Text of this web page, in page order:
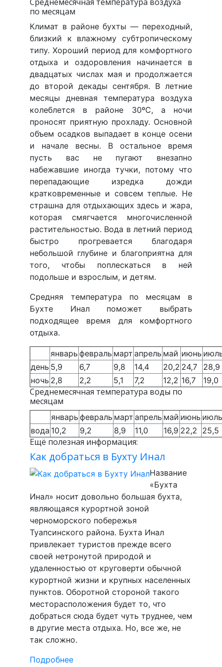
по месяцам
Климат в районе бухты — переходный,
близкий к влажному субтропическому
типу. Хороший период для комфортного
отдыха и оздоровления начинается в
двадцатых числах мая и продолжается
до второй декады сентября. В летние
месяцы дневная температура воздуха
колеблется в районе 30ºС, а ночи
проносят приятную прохладу. Основной
объем осадков выпадает в конце осени
и начале весны. В остальное время
пусть вас не пугают внезапно
набежавшие иногда тучки, потому что
перепадающие изредка дожди
кратковременные и совсем теплые. Не
страшна для отдыхающих здесь и жара,
которая смягчается многочисленной
растительностью. Вода в летний период
быстро прогревается благодаря
небольшой глубине и благоприятна для
того, чтобы поплескаться в ней
подольше и взрослым, и детям.
Средняя температура по месяцам в
Бухте Инал поможет выбрать
подходящее время для комфортного
отдыха.
январь февраль март апрель май июнь
день 5,9 6,7 9,8 14,4 20,2 24,7
28,9
ночь 2,8 2,2 5,1 7,2 12,2 16,7 19,0
Среднемесячная температура воды по
месяцам
январь февраль март апрель май июнь июль
вода 10,2 9,2 8,9 11,0 16,9 22,2 25,5
Ещё полезная информация:
Как добраться в Бухту Инал
Название
«Бухта
Инал» носит довольно большая бухта,
являющаяся курортной зоной
черноморского побережья
Туапсинского района. Бухта Инал
привлекает туристов прежде всего
своей нетронутой природой и
удаленностью от круговерти обычной
курортной жизни и крупных населенных
пунктов. Оборотной стороной такого
месторасположения будет то, что
добраться сюда будет чуть труднее, чем
в другие места отдыха. Но, все же, не
так сложно.
Подробнее